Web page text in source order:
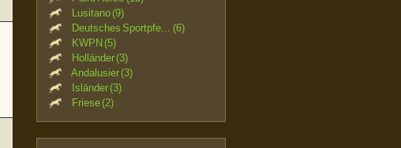
Lusitano (9)
Deutsches Sportpfe... (6)
KWPN (5)
Holländer (3)
Andalusier (3)
Isländer (3)
Friese (2)